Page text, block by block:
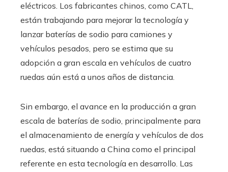
eléctricos. Los fabricantes chinos, como CATL,
están trabajando para mejorar la tecnología y
lanzar baterías de sodio para camiones y
vehículos pesados, pero se estima que su
adopción a gran escala en vehículos de cuatro
ruedas aún está a unos años de distancia.
Sin embargo, el avance en la producción a gran
escala de baterías de sodio, principalmente para
el almacenamiento de energía y vehículos de dos
ruedas, está situando a China como el principal
referente en esta tecnología en desarrollo. Las